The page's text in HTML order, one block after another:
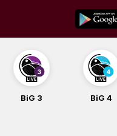
content